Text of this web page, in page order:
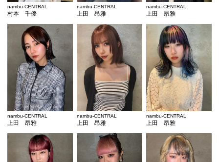
nambu-CENTRAL
村本 千優
nambu-CENTRAL
上田 昂雅
nambu-CENTRAL
上田 昂雅
nambu-CENTRAL
上田 昂雅
nambu-CENTRAL
上田 昂雅
nambu-CENTRAL
上田 昂雅